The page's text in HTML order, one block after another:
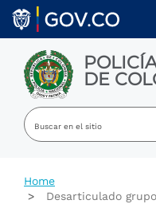
Welcome
All
Accessibility
screen
reader.
Skip to main content
DE
Home
Desarticulado